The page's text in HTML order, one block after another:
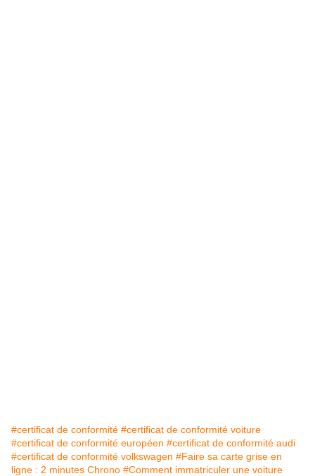
#certificat de conformité #certificat de conformité voiture
#certificat de conformité européen #certificat de conformité audi
#certificat de conformité volkswagen #Faire sa carte grise en
ligne : 2 minutes Chrono #Comment immatriculer une voiture